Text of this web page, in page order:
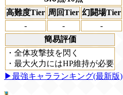
高難度Tier 周回Tier 幻闘場Tier
-
-
-
簡易評価
・全体攻撃技を閃く
・最大火力にはHP維持が必要
▶最強キャラランキング(最新版)